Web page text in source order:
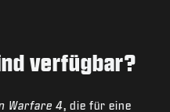
verfügbar?
Warfare 4, die für eine